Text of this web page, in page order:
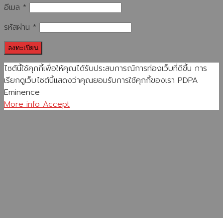
อีเมล *
รหัสผ่าน *
ลงทะเบียน
ไซต์นี้ใช้คุกกี้เพื่อให้คุณได้รับประสบการณ์การท่องเว็บที่ดีขึ้น การ
เรียกดูเว็บไซต์นี้แสดงว่าคุณยอมรับการใช้คุกกี้ของเรา PDPA
Eminence
More info Accept